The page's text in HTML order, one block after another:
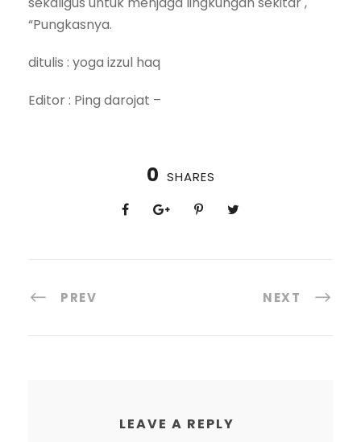
“Pungkasnya.
ditulis : yoga izzul haq
Editor : Ping darojat –
0 SHARES
PREV NEXT
LEAVE A REPLY